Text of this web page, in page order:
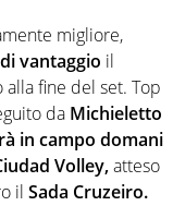
migliore,
vantaggio il
fine del set. Top
da Michieletto
in campo domani
Volley,atteso
il Sada Cruzeiro.